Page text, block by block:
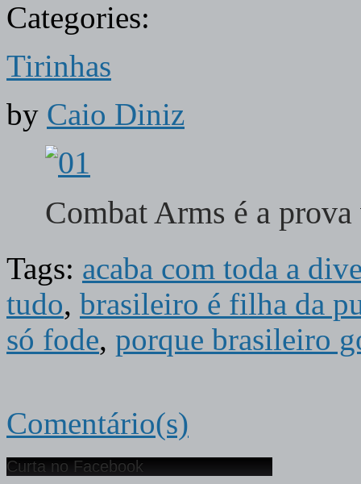
Categories:
Tirinhas
by Caio Diniz
Combat Arms é a
Tags: acaba com toda a
tudo, brasileiro é filha da
só fode, porque brasileiro
Comentário(s)
Curta no Facebook